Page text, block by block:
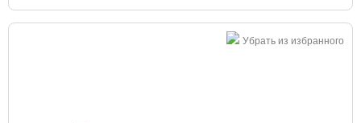
Убрать из избранного